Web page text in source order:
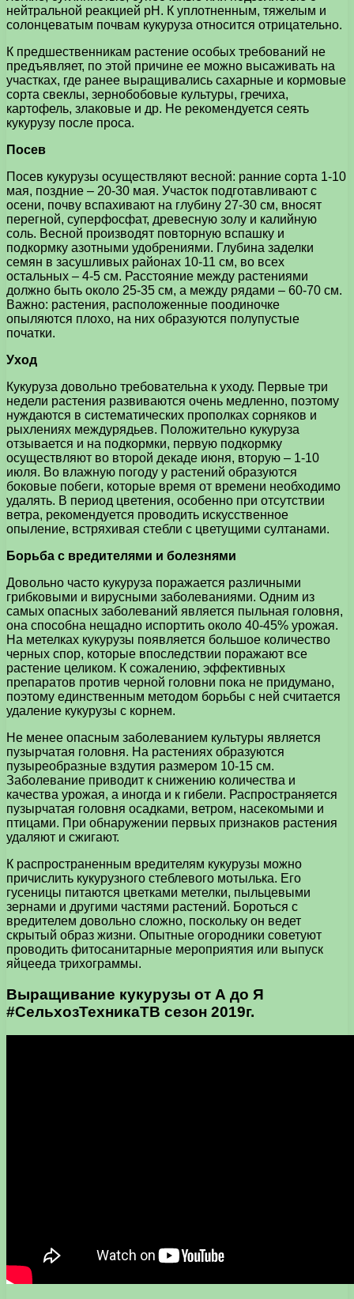
нейтральной реакцией рН. К уплотненным, тяжелым и
солонцеватым почвам кукуруза относится отрицательно.
К предшественникам растение особых требований не
предъявляет, по этой причине ее можно высаживать на
участках, где ранее выращивались сахарные и кормовые
сорта свеклы, зернобобовые культуры, гречиха,
картофель, злаковые и др. Не рекомендуется сеять
кукурузу после проса.
Посев
Посев кукурузы осуществляют весной: ранние сорта 1-10
мая, поздние – 20-30 мая. Участок подготавливают с
осени, почву вспахивают на глубину 27-30 см, вносят
перегной, суперфосфат, древесную золу и калийную
соль. Весной производят повторную вспашку и
подкормку азотными удобрениями. Глубина заделки
семян в засушливых районах 10-11 см, во всех
остальных – 4-5 см. Расстояние между растениями
должно быть около 25-35 см, а между рядами – 60-70 см.
Важно: растения, расположенные поодиночке
опыляются плохо, на них образуются полупустые
початки.
Уход
Кукуруза довольно требовательна к уходу. Первые три
недели растения развиваются очень медленно, поэтому
нуждаются в систематических прополках сорняков и
рыхлениях междурядьев. Положительно кукуруза
отзывается и на подкормки, первую подкормку
осуществляют во второй декаде июня, вторую – 1-10
июля. Во влажную погоду у растений образуются
боковые побеги, которые время от времени необходимо
удалять. В период цветения, особенно при отсутствии
ветра, рекомендуется проводить искусственное
опыление, встряхивая стебли с цветущими султанами.
Борьба с вредителями и болезнями
Довольно часто кукуруза поражается различными
грибковыми и вирусными заболеваниями. Одним из
самых опасных заболеваний является пыльная головня,
она способна нещадно испортить около 40-45% урожая.
На метелках кукурузы появляется большое количество
черных спор, которые впоследствии поражают все
растение целиком. К сожалению, эффективных
препаратов против черной головни пока не придумано,
поэтому единственным методом борьбы с ней считается
удаление кукурузы с корнем.
Не менее опасным заболеванием культуры является
пузырчатая головня. На растениях образуются
пузыреобразные вздутия размером 10-15 см.
Заболевание приводит к снижению количества и
качества урожая, а иногда и к гибели. Распространяется
пузырчатая головня осадками, ветром, насекомыми и
птицами. При обнаружении первых признаков растения
удаляют и сжигают.
К распространенным вредителям кукурузы можно
причислить кукурузного стеблевого мотылька. Его
гусеницы питаются цветками метелки, пыльцевыми
зернами и другими частями растений. Бороться с
вредителем довольно сложно, поскольку он ведет
скрытый образ жизни. Опытные огородники советуют
проводить фитосанитарные мероприятия или выпуск
яйцееда трихограммы.
Выращивание кукурузы от А до Я
#СельхозТехникаТВ сезон 2019г.